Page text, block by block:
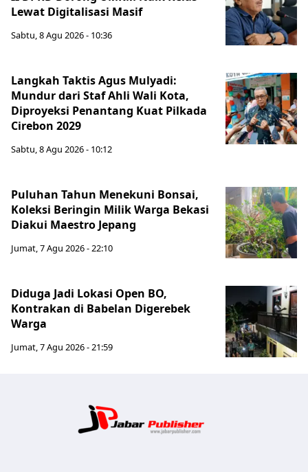
Lewat Digitalisasi Masif
Sabtu, 8 Agu 2026 - 10:36
Langkah Taktis Agus Mulyadi:
Mundur dari Staf Ahli Wali Kota,
Diproyeksi Penantang Kuat Pilkada
Cirebon 2029
Sabtu, 8 Agu 2026 - 10:12
Puluhan Tahun Menekuni Bonsai,
Koleksi Beringin Milik Warga Bekasi
Diakui Maestro Jepang
Jumat, 7 Agu 2026 - 22:10
Diduga Jadi Lokasi Open BO,
Kontrakan di Babelan Digerebek
Warga
Jumat, 7 Agu 2026 - 21:59